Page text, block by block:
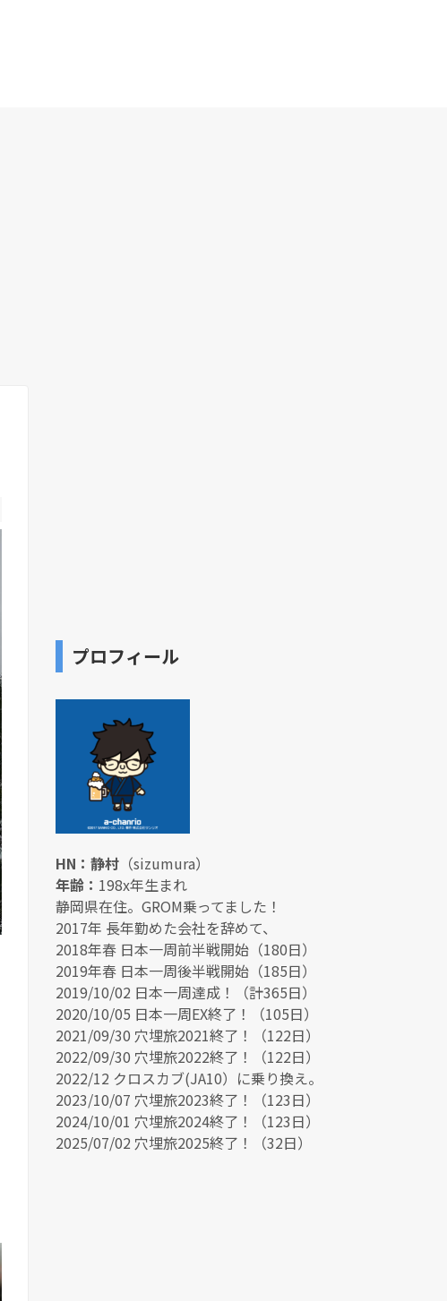
プロフィール
HN：静村 （sizumura）
年齢： 198x年生まれ
静岡県在住。GROM乗ってました！
2017年 長年勤めた会社を辞めて、
2018年春 日本一周前半戦開始（180日）
2019年春 日本一周後半戦開始（185日）
2019/10/02 日本一周達成！（計365日）
2020/10/05 日本一周EX終了！（105日）
2021/09/30 穴埋旅2021終了！（122日）
2022/09/30 穴埋旅2022終了！（122日）
2022/12 クロスカブ(JA10）に乗り換え。
2023/10/07 穴埋旅2023終了！（123日）
2024/10/01 穴埋旅2024終了！（123日）
2025/07/02 穴埋旅2025終了！（32日）